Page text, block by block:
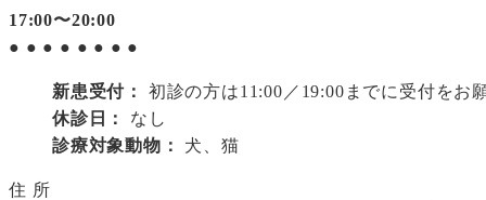
17:00〜20:00
● ● ● ● ● ● ● ●
新患受付：
初診の方は11:00／19:00までに受付をお
休診日：
なし
診療対象動物：
犬、猫
住 所